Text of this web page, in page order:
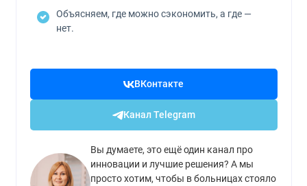
Объясняем, где можно сэкономить, а где —
нет.
ВКонтакте
Канал Telegram
Вы думаете, это ещё один канал про
инновации и лучшие решения? А мы
просто хотим, чтобы в больницах стояло